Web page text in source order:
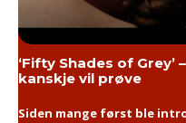
‘Fifty Shades of
kanskje vil prøve
Siden mange først ble